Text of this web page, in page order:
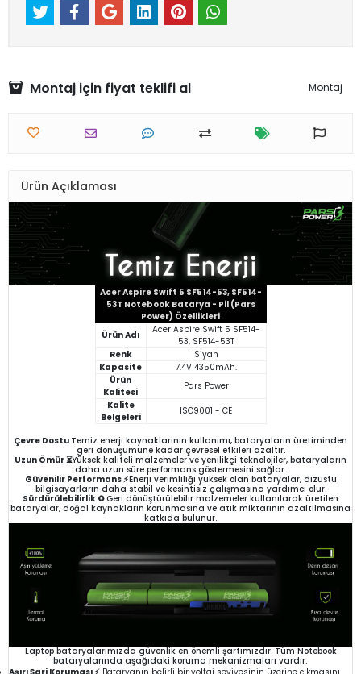
Montaj için fiyat teklifi al Montaj
Ürün Açıklaması
Acer Aspire Swift 5 SF514-53, SF514-
53T Notebook Batarya - Pil (Pars
Power) Özellikleri
Ürün Adı
Acer Aspire Swift 5 SF514-
53, SF514-53T
Renk
Siyah
Kapasite
7.4V 4350mAh.
Ürün
Kalitesi
Pars Power
Kalite
Belgeleri
ISO9001 - CE
Çevre Dostu Temiz enerji kaynaklarının kullanımı, bataryaların üretiminden
geri dönüşümüne kadar çevresel etkileri azaltır.
Uzun Ömür ⏳Yüksek kaliteli malzemeler ve yenilikçi teknolojiler, bataryaların
daha uzun süre performans göstermesini sağlar.
Güvenilir Performans ⚡Enerji verimliliği yüksek olan bataryalar, dizüstü
bilgisayarların daha stabil ve kesintisiz çalışmasına yardımcı olur.
Sürdürülebilirlik ♻️Geri dönüştürülebilir malzemeler kullanılarak üretilen
bataryalar, doğal kaynakların korunmasına ve atık miktarının azaltılmasına
katkıda bulunur.
Laptop bataryalarımızda güvenlik en önemli şartımızdır. Tüm Notebook
bataryalarında aşağıdaki koruma mekanizmaları vardır: